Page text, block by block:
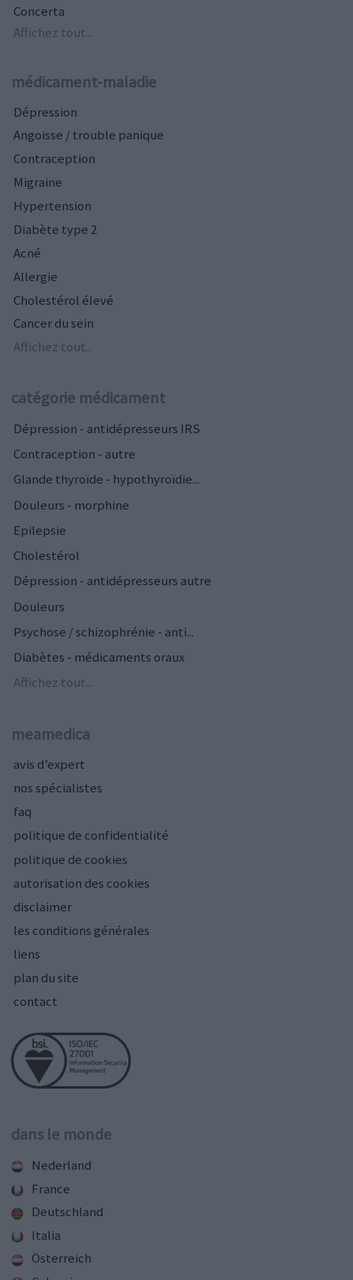
Concerta
Affichez tout...
médicament-maladie
Dépression
Angoisse / trouble panique
Contraception
Migraine
Hypertension
Diabète type 2
Acné
Allergie
Cholestérol élevé
Cancer du sein
Affichez tout...
catégorie médicament
Dépression - antidépresseurs IRS
Contraception - autre
Glande thyroïde - hypothyroïdie...
Douleurs - morphine
Epilepsie
Cholestérol
Dépression - antidépresseurs autre
Douleurs
Psychose / schizophrénie - anti...
Diabètes - médicaments oraux
Affichez tout...
meamedica
avis d’expert
nos spécialistes
faq
politique de confidentialité
politique de cookies
autorisation des cookies
disclaimer
les conditions générales
liens
plan du site
contact
dans le monde
Nederland
France
Deutschland
Italia
Österreich